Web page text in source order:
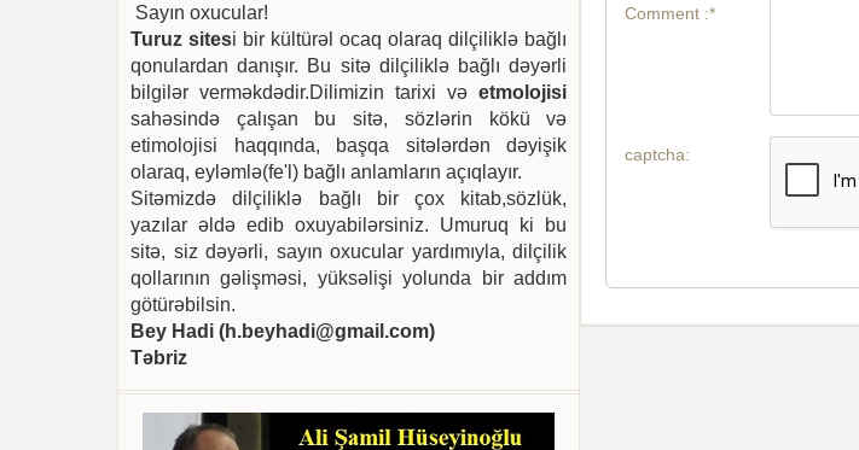
Comment :*
captcha:
Sayın oxucular!
Turuz sitesi bir kültürəl ocaq olaraq dilçiliklə bağlı
qonulardan danışır. Bu sitə dilçiliklə bağlı dəyərli
bilgilər verməkdədir.Dilimizin tarixi vəetmolojisi
sahəsində çalışan bu sitə, sözlərin kökü və
etimolojisi haqqında, başqa sitələrdən dəyişik
olaraq, eyləmlə(fe'l) bağlı anlamların açıqlayır.
Sitəmizdə dilçiliklə bağlı bir çox kitab,sözlük,
yazılar əldə edib oxuyabilərsiniz. Umuruq ki bu
sitə, siz dəyərli, sayın oxucular yardımıyla, dilçilik
qollarının gəlişməsi, yüksəlişi yolunda bir addım
götürəbilsin.
Bey Hadi (h.beyhadi@gmail.com)
Təbriz